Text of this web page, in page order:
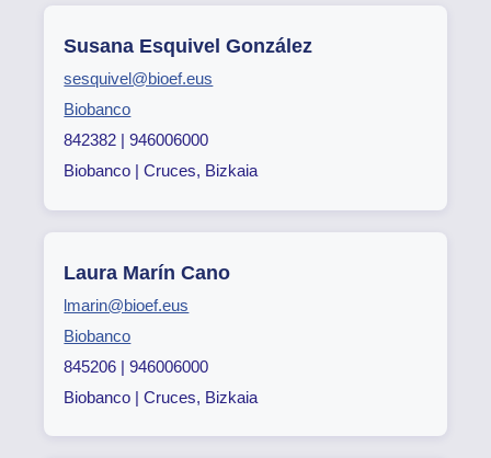
Susana Esquivel González
sesquivel@bioef.eus
Biobanco
842382 | 946006000
Biobanco | Cruces, Bizkaia
Laura Marín Cano
lmarin@bioef.eus
Biobanco
845206 | 946006000
Biobanco | Cruces, Bizkaia